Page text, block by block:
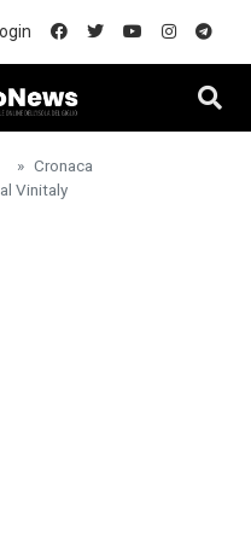
Cronaca
Vinitaly